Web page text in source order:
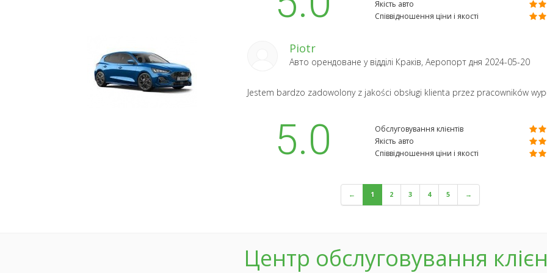
Якість авто
Співвідношення ціни і якості
Piotr
Авто орендоване у відділі Краків, Аеропорт дня 2024-05-20
Jestem bardzo zadowolony z jakości obsługi klienta przez pracowników
5.0
Обслуговування клієнтів
Якість авто
Співвідношення ціни і якості
← 1 2 3 4 5 →
Центр обслуговування